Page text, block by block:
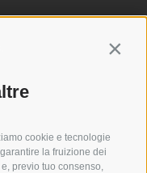
cookie e tecnologie
la fruizione dei
previo tuo consenso,